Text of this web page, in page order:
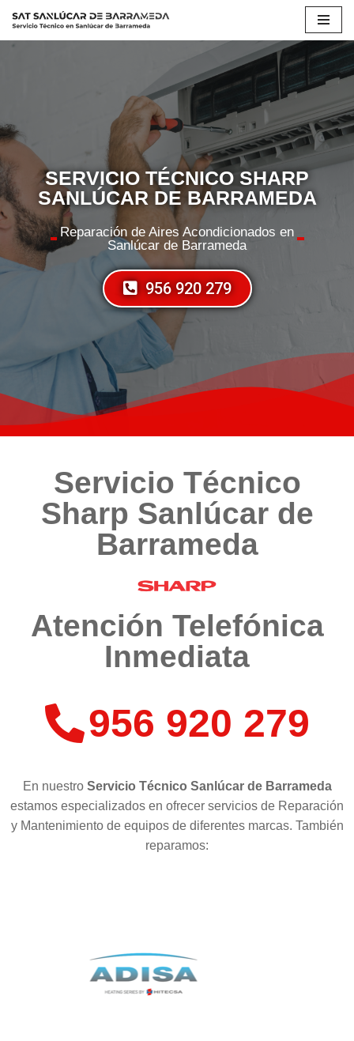
Saltar
SERVICIO TÉCNICO SHARP
SANLÚCAR DE BARRAMEDA
Reparación de Aires Acondicionados en
Sanlúcar de Barrameda
956 920 279
Servicio Técnico
Sharp Sanlúcar de
Barrameda
Atención Telefónica
Inmediata
956 920 279
En nuestro Servicio Técnico Sanlúcar de Barrameda
estamos especializados en ofrecer servicios de Reparación
y Mantenimiento de equipos de diferentes marcas. También
reparamos: